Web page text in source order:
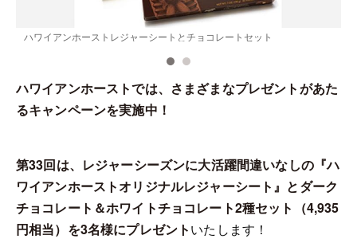
ハワイアンホーストレジャーシートとチョコレートセット
ハワイアンホーストでは、さまざまなプレゼントがあた
るキャンペーンを実施中！
第33回は、レジャーシーズンに大活躍間違いなしの『ハ
ワイアンホーストオリジナルレジャーシート』とダーク
チョコレート＆ホワイトチョコレート2種セット（4,935
円相当）を3名様にプレゼントいたします！